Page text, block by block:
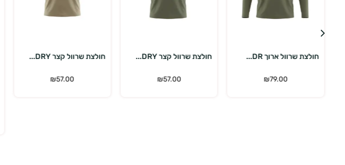
חולצת שרוול ארוך DR...
₪79.00
חולצת שרוול קצר DRY...
₪57.00
חולצת שרוול קצר DRY...
₪57.00